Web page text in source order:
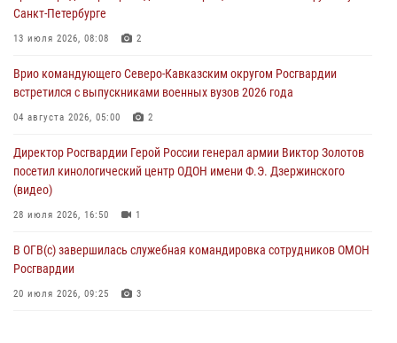
07 августа 2026, 12:00
Смольного собора в Санкт-Петербурге (видео)
07 августа 2026, 11:34
взрывобезопасности
Санкт-Петербурге
13 июля 2026, 08:08 2
Врио командующего Северо-Кавказским округом Росгвардии
встретился с выпускниками военных вузов 2026 года
04 августа 2026, 05:00 2
Директор Росгвардии Герой России генерал армии Виктор Золотов
посетил кинологический центр ОДОН имени Ф.Э. Дзержинского
(видео)
28 июля 2026, 16:50 1
В ОГВ(с) завершилась служебная командировка сотрудников ОМОН
Росгвардии
20 июля 2026, 09:25 3